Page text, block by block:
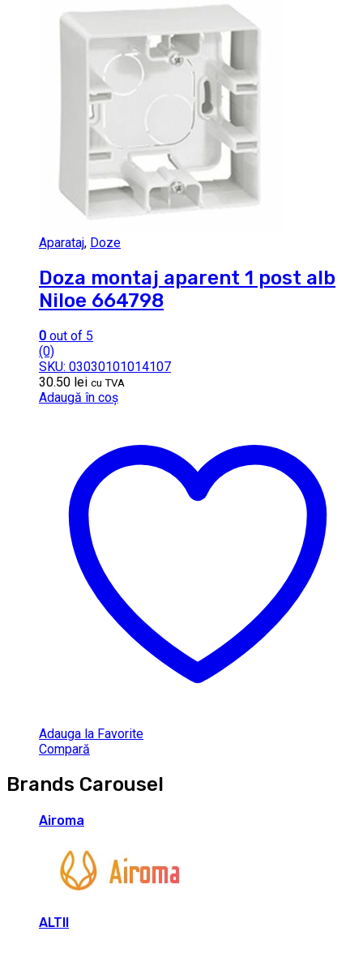
Aparataj, Doze
Doza montaj aparent 1 post alb
Niloe 664798
0 out of 5
(0)
SKU: 03030101014107
30.50 lei cu TVA
Adaugă în coș
Adauga la Favorite
Compară
Brands Carousel
Airoma
ALTII